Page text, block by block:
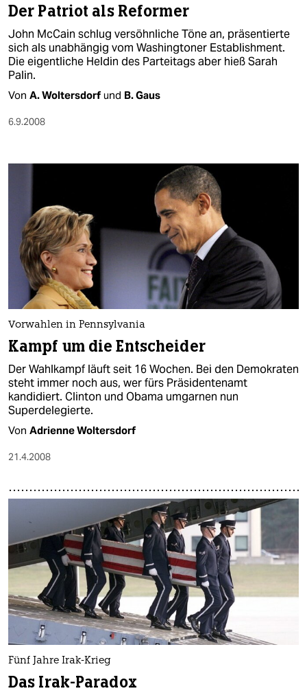
Der Patriot als Reformer
John McCain schlug versöhnliche Töne an, präsentierte
sich als unabhängig vom Washingtoner Establishment.
Die eigentliche Heldin des Parteitags aber hieß Sarah
Palin.
Von A. Woltersdorf und B. Gaus
6.9.2008
Vorwahlen in Pennsylvania
Kampf um die Entscheider
Der Wahlkampf läuft seit 16 Wochen. Bei den Demokraten
steht immer noch aus, wer fürs Präsidentenamt
kandidiert. Clinton und Obama umgarnen nun
Superdelegierte.
Von Adrienne Woltersdorf
21.4.2008
Fünf Jahre Irak-Krieg
Das Irak-Paradox